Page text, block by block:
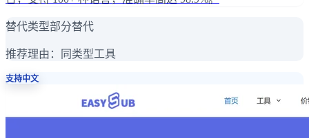
替代类型部分替代
推荐理由： 同类型工具
支持中文